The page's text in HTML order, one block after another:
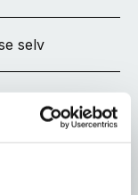
selv